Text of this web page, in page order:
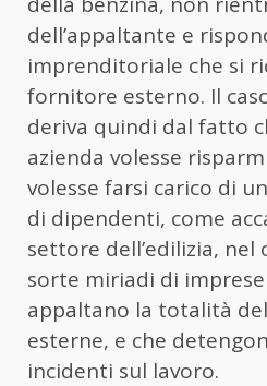
dell’appaltante e
imprenditoriale che si
fornitore esterno. Il
deriva quindi dal fatto
azienda volesse
volesse farsi carico di
di dipendenti, come
settore dell’edilizia,
sorte miriadi di
appaltano la totalità
esterne, e che
incidenti sul lavoro.